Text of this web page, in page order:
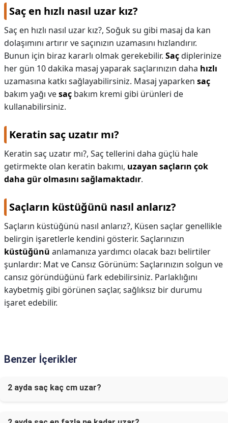
Saç en hızlı nasıl uzar kız?
Saç en hızlı nasıl uzar kız?, Soğuk su gibi masaj da kan
dolaşımını artırır ve saçınızın uzamasını hızlandırır.
Bunun için biraz kararlı olmak gerekebilir. Saçdiplerinize
her gün 10 dakika masaj yaparak saçlarınızın daha hızlı
uzamasına katkı sağlayabilirsiniz. Masaj yaparken saç
bakım yağı vesaç bakım kremi gibi ürünleri de
kullanabilirsiniz.
Keratin saç uzatır mı?
Keratin saç uzatır mı?, Saç tellerini daha güçlü hale
getirmekte olan keratin bakımı, uzayan saçların çok
daha gür olmasını sağlamaktadır.
Saçların küstüğünü nasıl anlarız?
Saçların küstüğünü nasıl anlarız?, Küsen saçlar genellikle
belirgin işaretlerle kendini gösterir. Saçlarınızın
küstüğünü anlamanıza yardımcı olacak bazı belirtiler
şunlardır: Mat ve Cansız Görünüm: Saçlarınızın solgun ve
cansız göründüğünü fark edebilirsiniz. Parlaklığını
kaybetmiş gibi görünen saçlar, sağlıksız bir durumu
işaret edebilir.
Benzer İçerikler
2 ayda saç kaç cm uzar?